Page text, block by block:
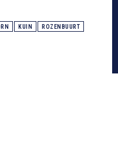
KUIN ROZENBUURT